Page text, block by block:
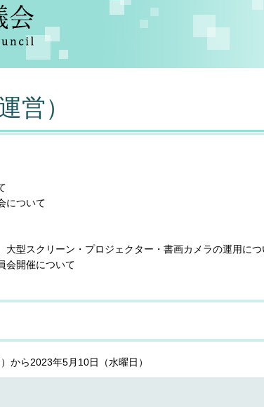
営）
ついて
型スクリーン・プロジェクター・書画カメラの運用につ
開催について
から2023年5月10日（水曜日）